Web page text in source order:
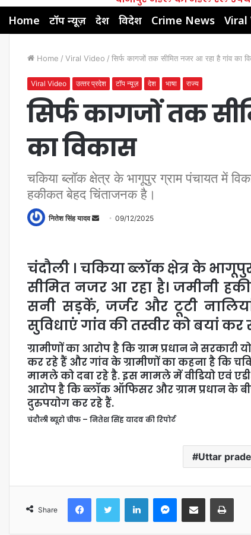
Home टॉप न्यूज़ देश विदेश Crime News Viral
Home / Viral Video / सिर्फ कागजों तक सीमित नजर आ रहा है गांव का
Viral Video उत्‍तर प्रदेश टॉप न्यूज़ देश भाषा राज्य
सिर्फ कागजों तक
का विकास
चकिया ब्लॉक क्षेत्र के भागूपुर ग्राम पंचायत में
हकीकत बेहद चिंताजनक है।
नितेश सिंह यादव 09/12/2025
चंदौली । चकिया ब्लॉक क्षेत्र के
सीमित नजर आ रहा है। जमीनी
सनी सड़कें, जर्जर और टूटी
सुविधाएं गांव की तस्वीर को बयां कर
ग्रामीणों का आरोप है कि ग्राम प्रधान ने
कर रहे हैं और गांव के ग्रामीणों का कहना है कि
मामले को दबा रहे है. इस मामले में वीडियो एवं
आरोप है कि ब्लॉक ऑफिसर और ग्राम प्रधान के
दुरुपयोग कर रहे हैं.
चंदौली ब्यूरो चीफ – नितेश सिंह यादव की रिपोर्ट
Uttar
Share